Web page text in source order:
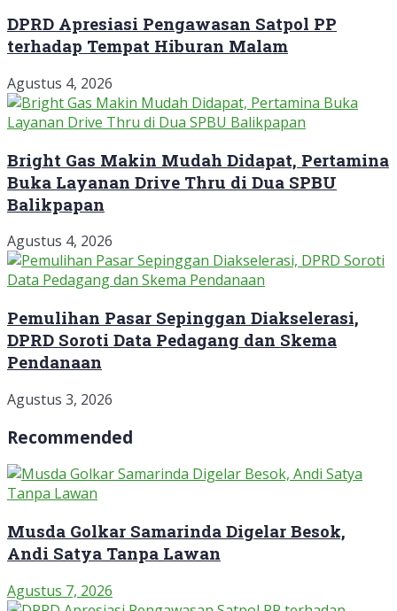
DPRD Apresiasi Pengawasan Satpol PP
terhadap Tempat Hiburan Malam
Agustus 4, 2026
Bright Gas Makin Mudah Didapat, Pertamina
Buka Layanan Drive Thru di Dua SPBU
Balikpapan
Agustus 4, 2026
Pemulihan Pasar Sepinggan Diakselerasi,
DPRD Soroti Data Pedagang dan Skema
Pendanaan
Agustus 3, 2026
Recommended
Musda Golkar Samarinda Digelar Besok,
Andi Satya Tanpa Lawan
Agustus 7, 2026